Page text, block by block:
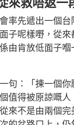
來救唔返一
率先遞出一個台
子呢樣嘢，從來
由肯放低面子嗰
句：「揀一個你
值得被原諒嘅
來不是由兩個